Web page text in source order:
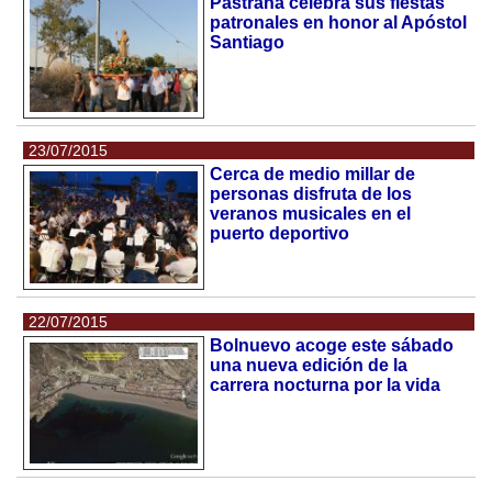
patronales en honor al Apóstol
Santiago
23/07/2015
Cerca de medio millar de
personas disfruta de los
veranos musicales en el
puerto deportivo
22/07/2015
Bolnuevo acoge este sábado
una nueva edición de la
carrera nocturna por la vida